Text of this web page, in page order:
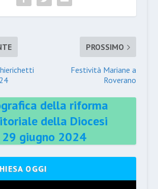
PROSSIMO
Festività Mariane a
Roverano
della riforma
della Diocesi
29 giugno 2024
OGGI